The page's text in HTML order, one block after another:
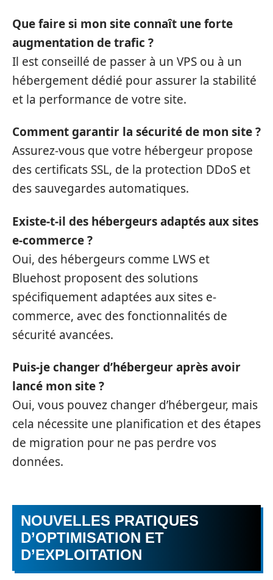
Que faire si mon site connaît une forte
augmentation de trafic ?
Il est conseillé de passer à un VPS ou à un
hébergement dédié pour assurer la stabilité
et la performance de votre site.
Comment garantir la sécurité de mon site ?
Assurez-vous que votre hébergeur propose
des certificats SSL, de la protection DDoS et
des sauvegardes automatiques.
Existe-t-il des hébergeurs adaptés aux sites
e-commerce ?
Oui, des hébergeurs comme LWS et
Bluehost proposent des solutions
spécifiquement adaptées aux sites e-
commerce, avec des fonctionnalités de
sécurité avancées.
Puis-je changer d’hébergeur après avoir
lancé mon site ?
Oui, vous pouvez changer d’hébergeur, mais
cela nécessite une planification et des étapes
de migration pour ne pas perdre vos
données.
NOUVELLES PRATIQUES
D’OPTIMISATION ET
D’EXPLOITATION